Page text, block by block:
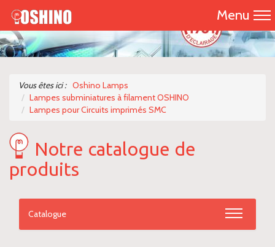
Menu
Accueil
Catalogue 2026
Vous êtes ici : Oshino Lamps
Lampes subminiatures à filament OSHINO
Lampes pour Circuits imprimés SMC
Notre catalogue de
produits
Catalogue